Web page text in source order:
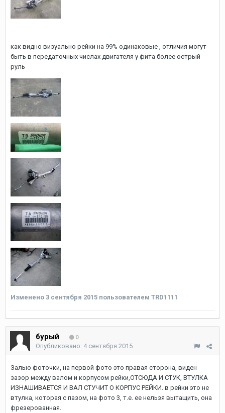
как видно визуально рейки на 99% одинаковые , отличия могут
быть в передаточных числах двигателя у фита более острый
руль
Изменено 3 сентября 2015 пользователем TRD1111
бурый 0
Опубликовано: 4 сентября 2015
Залью фоточки, на первой фото это правая сторона, виден
зазор между валом и корпусом рейки,ОТСЮДА И СТУК, ВТУЛКА
ИЗНАШИВАЕТСЯ И ВАЛ СТУЧИТ О КОРПУС РЕЙКИ. в рейки это не
втулка, которая с пазом, на фото 3, т.е. ее нельзя вытащить, она
фрезерованная.